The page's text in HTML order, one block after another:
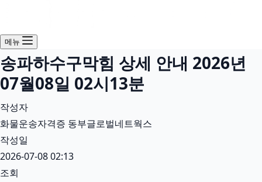
메뉴
송파하수구막힘 상세 안내 2026년
07월08일 02시13분
작성자
화물운송자격증 동부글로벌네트웍스
작성일
2026-07-08 02:13
조회